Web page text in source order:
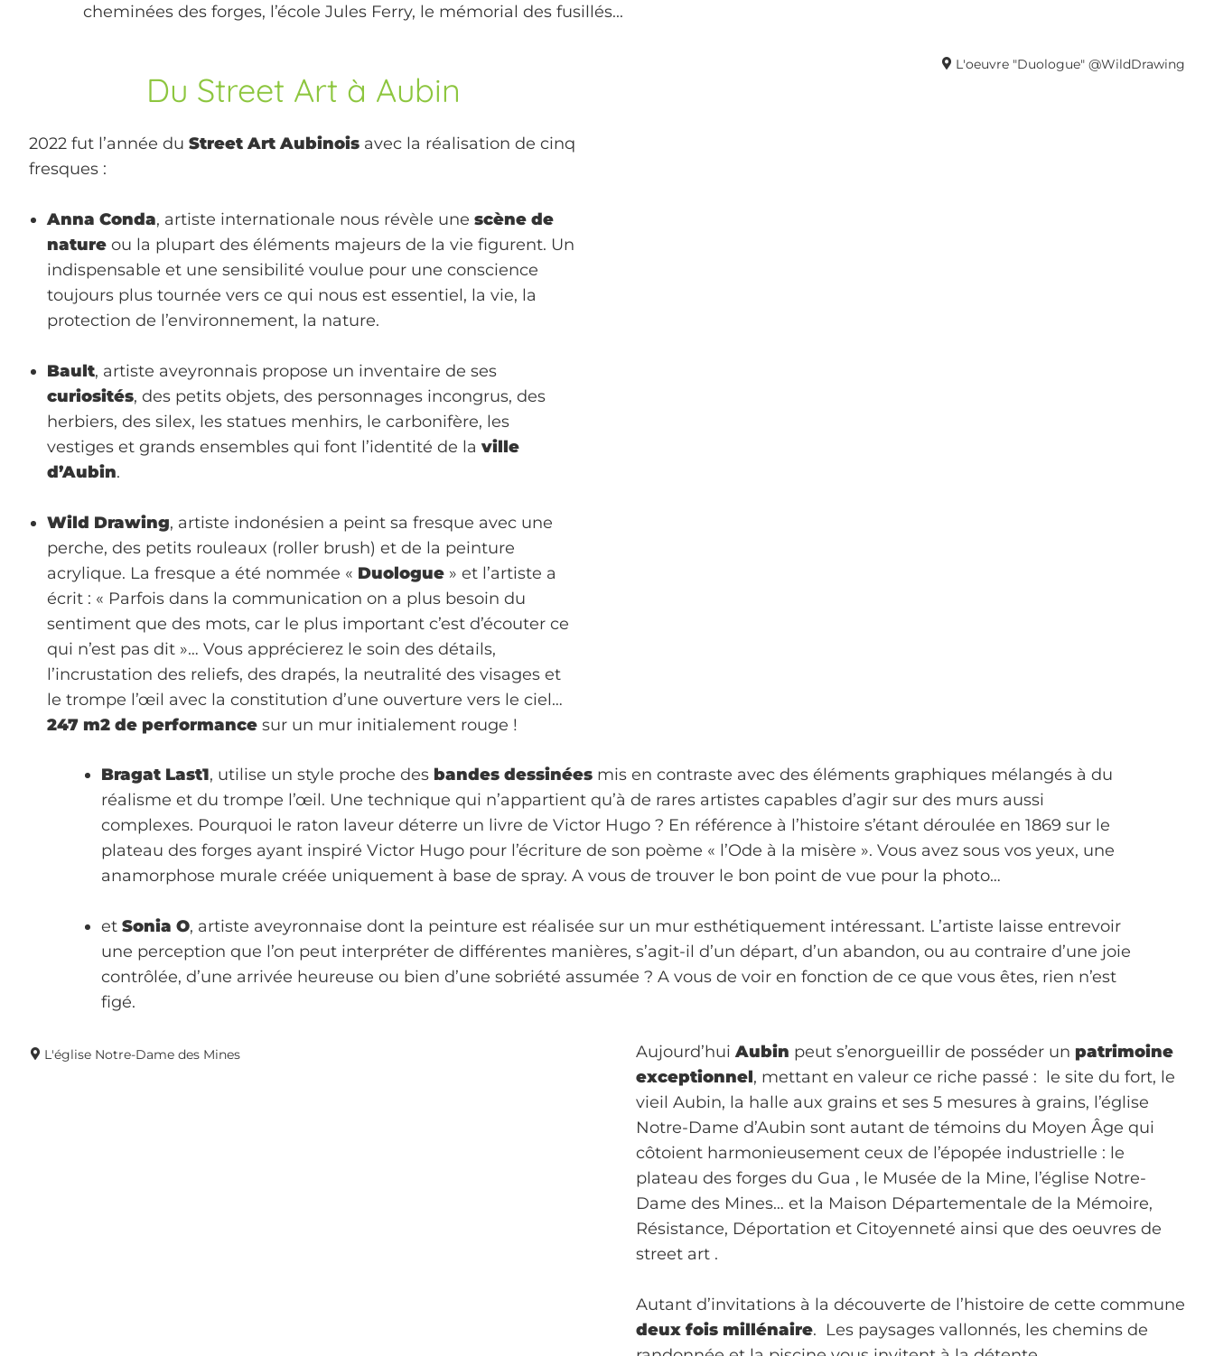
cheminées des forges, l’école Jules Ferry, le mémorial des fusillés...
Du Street Art à Aubin
2022 fut l’année du Street Art Aubinois avec la réalisation de cinq
fresques :
Anna Conda, artiste internationale nous révèle une scène de
nature ou la plupart des éléments majeurs de la vie figurent. Un
indispensable et une sensibilité voulue pour une conscience
toujours plus tournée vers ce qui nous est essentiel, la vie, la
protection de l’environnement, la nature.
Bault, artiste aveyronnais propose un inventaire de ses
curiosités, des petits objets, des personnages incongrus, des
herbiers, des silex, les statues menhirs, le carbonifère, les
vestiges et grands ensembles qui font l’identité de la ville
d’Aubin.
Wild Drawing, artiste indonésien a peint sa fresque avec une
perche, des petits rouleaux (roller brush) et de la peinture
acrylique. La fresque a été nommée « Duologue » et l’artiste a
écrit : « Parfois dans la communication on a plus besoin du
sentiment que des mots, car le plus important c’est d’écouter ce
qui n’est pas dit »… Vous apprécierez le soin des détails,
l’incrustation des reliefs, des drapés, la neutralité des visages et
le trompe l’œil avec la constitution d’une ouverture vers le ciel…
247 m2 de performance sur un mur initialement rouge !
L'oeuvre "Duologue" @WildDrawing
Bragat Last1, utilise un style proche des bandes dessinées mis en contraste avec des éléments graphiques mélangés à du
réalisme et du trompe l’œil. Une technique qui n’appartient qu’à de rares artistes capables d’agir sur des murs aussi
complexes. Pourquoi le raton laveur déterre un livre de Victor Hugo ? En référence à l’histoire s’étant déroulée en 1869 sur le
plateau des forges ayant inspiré Victor Hugo pour l’écriture de son poème « l’Ode à la misère ». Vous avez sous vos yeux, une
anamorphose murale créée uniquement à base de spray. A vous de trouver le bon point de vue pour la photo…
et Sonia O, artiste aveyronnaise dont la peinture est réalisée sur un mur esthétiquement intéressant. L’artiste laisse entrevoir
une perception que l’on peut interpréter de différentes manières, s’agit-il d’un départ, d’un abandon, ou au contraire d’une joie
contrôlée, d’une arrivée heureuse ou bien d’une sobriété assumée ? A vous de voir en fonction de ce que vous êtes, rien n’est
figé.
L'église Notre-Dame des Mines Aujourd’huiAubin peut s’enorgueillir de posséder un patrimoine
exceptionnel, mettant en valeur ce riche passé : le site du fort, le
vieil Aubin, la halle aux grains et ses 5 mesures à grains, l’église
Notre-Dame d’Aubin sont autant de témoins du Moyen Âge qui
côtoient harmonieusement ceux de l’épopée industrielle : le
plateau des forges du Gua , le Musée de la Mine, l’église Notre-
Dame des Mines… et la Maison Départementale de la Mémoire,
Résistance, Déportation et Citoyenneté ainsi que des oeuvres de
street art .
Autant d’invitations à la découverte de l’histoire de cette commune
deux fois millénaire. Les paysages vallonnés, les chemins de